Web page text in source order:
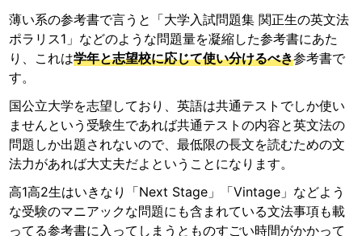
薄い系の参考書で言うと「大学入試問題集 関正生の英文法
ポラリス1」などのような問題量を凝縮した参考書にあた
り、これは学年と志望校に応じて使い分けるべき参考書で
す。
国公立大学を志望しており、英語は共通テストでしか使い
ませんという受験生であれば共通テストの内容と英文法の
問題しか出題されないので、最低限の長文を読むための文
法力があれば大丈夫だよということになります。
高1高2生はいきなり「Next Stage」「Vintage」などよう
な受験のマニアックな問題にも含まれている文法事項も載
ってる参考書に入ってしまうとものすごい時間がかかって